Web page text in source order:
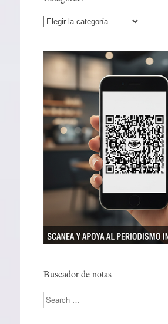
Categorías
Buscador de notas
Search